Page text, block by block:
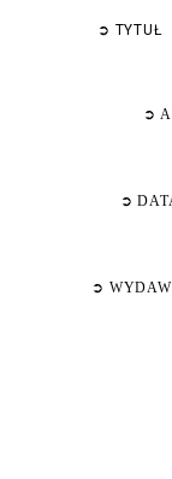
➲ TYTUŁ
➲
➲
➲